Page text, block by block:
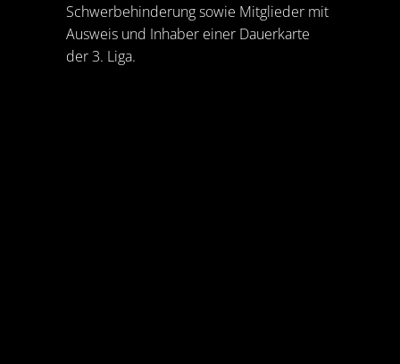
Schwerbehinderung sowie Mitglieder mit
Ausweis und Inhaber einer Dauerkarte
der 3. Liga.